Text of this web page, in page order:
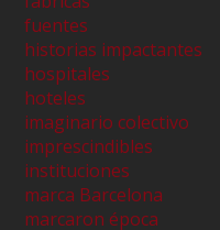
fuentes
historias impactantes
hospitales
hoteles
imaginario colectivo
imprescindibles
instituciones
marca Barcelona
marcaron época